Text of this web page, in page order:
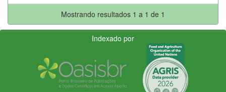
Mostrando resultados 1 a 1 de 1
Indexado por